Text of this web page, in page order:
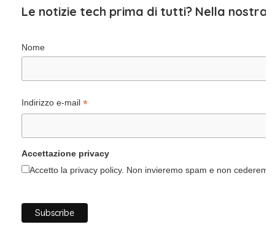
Le notizie tech prima di tutti? Nella nostra
Nome
Indirizzo e-mail *
Accettazione privacy
Accetto la privacy policy. Non invieremo spam e non